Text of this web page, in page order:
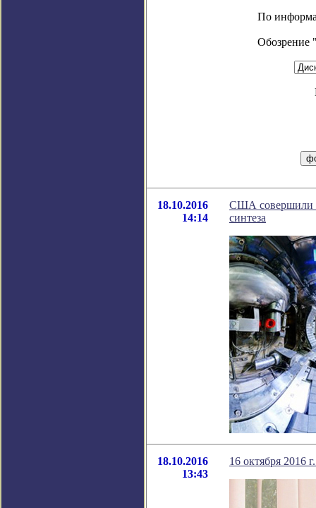
По
Обозрение
18.10.2016
14:14
США совершили
синтеза
18.10.2016
13:43
16 октября 2016